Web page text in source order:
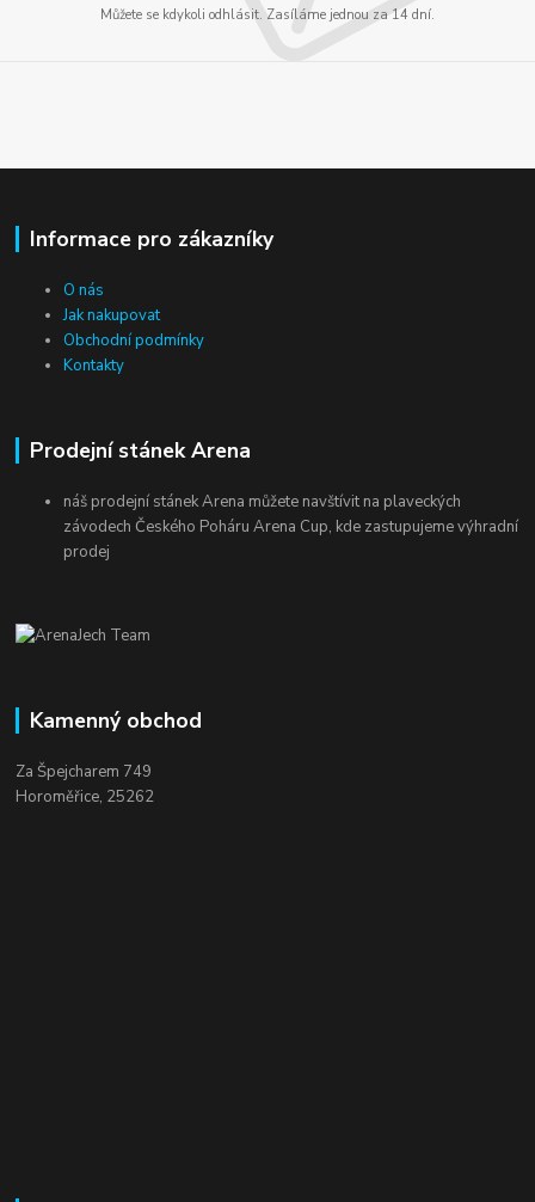
Můžete se kdykoli odhlásit. Zasíláme jednou za 14 dní.
Informace pro zákazníky
O nás
Jak nakupovat
Obchodní podmínky
Kontakty
Prodejní stánek Arena
náš prodejní stánek Arena můžete navštívit na plaveckých
závodech Českého Poháru Arena Cup, kde zastupujeme výhradní
prodej
Kamenný obchod
Za Špejcharem 749
Horoměřice, 25262